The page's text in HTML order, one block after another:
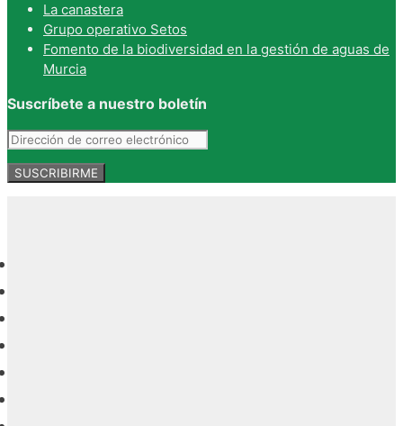
La canastera
Grupo operativo Setos
Fomento de la biodiversidad en la gestión de aguas de
Murcia
Suscríbete a nuestro boletín